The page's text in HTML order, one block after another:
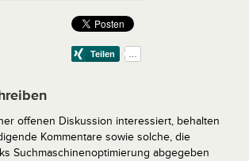
offenen Diskussion interessiert, behalten
Kommentare sowie solche, die
Suchmaschinenoptimierung abgegeben